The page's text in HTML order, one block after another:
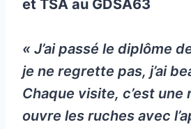
et TSA au GDSA63
« J’ai passé le diplôme
je ne regrette pas, j’ai
Chaque visite, c’est une
ouvre les ruches avec